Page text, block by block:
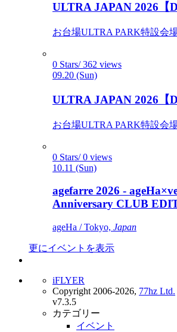
ULTRA JAPAN 2026【
お台場ULTRA PARK特設会
0 Stars/ 362 views
09.20 (Sun)
ULTRA JAPAN 2026【
お台場ULTRA PARK特設会
0 Stars/ 0 views
10.11 (Sun)
agefarre 2026 -
Anniversary CLUB
ageHa / Tokyo, Japan
更にイベントを表示
iFLYER
Copyright 2006-2026, 77hz Ltd.
v7.3.5
カテゴリー
イベント